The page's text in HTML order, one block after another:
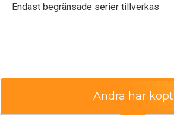
Endast begränsade serier tillverkas
Andra har köpt